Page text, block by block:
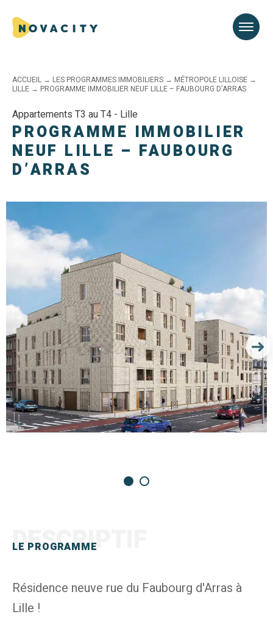
ACCUEIL → LES PROGRAMMES IMMOBILIERS → MÉTROPOLE LILLOISE →
LILLE → PROGRAMME IMMOBILIER NEUF LILLE – FAUBOURG D’ARRAS
Appartements T3 au T4 - Lille
PROGRAMME IMMOBILIER
NEUF LILLE – FAUBOURG
D’ARRAS
LE PROGRAMME
DESCRIPTIF
Résidence neuve rue du Faubourg d'Arras à
Lille !